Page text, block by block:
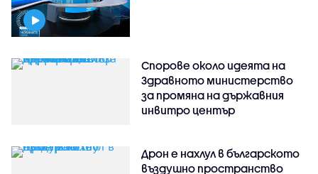
Спорове около идеята на
Здравното министерство
за промяна на държавния
инвитро център
Дрон е нахлул в българското
въздушно пространство